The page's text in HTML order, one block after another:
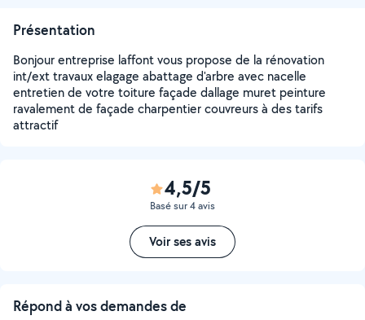
Présentation
Bonjour entreprise laffont vous propose de la rénovation
int/ext travaux elagage abattage d'arbre avec nacelle
entretien de votre toiture façade dallage muret peinture
ravalement de façade charpentier couvreurs à des tarifs
attractif
4,5/5
Basé sur 4 avis
Voir ses avis
Répond à vos demandes de